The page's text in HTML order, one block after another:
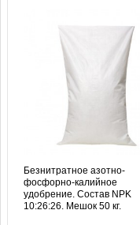
Безнитратное азотно-
фосфорно-калийное
удобрение. Состав NPK
10:26:26. Мешок 50 кг.